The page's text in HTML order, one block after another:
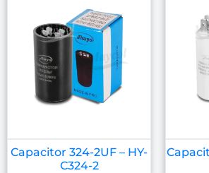
Capacitor 324-2UF – HY-
C324-2